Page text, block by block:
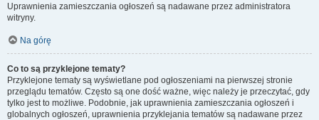
Uprawnienia zamieszczania ogłoszeń są nadawane przez administratora
witryny.
Na górę
Co to są przyklejone tematy?
Przyklejone tematy są wyświetlane pod ogłoszeniami na pierwszej stronie
przeglądu tematów. Często są one dość ważne, więc należy je przeczytać, gdy
tylko jest to możliwe. Podobnie, jak uprawnienia zamieszczania ogłoszeń i
globalnych ogłoszeń, uprawnienia przyklejania tematów są nadawane przez